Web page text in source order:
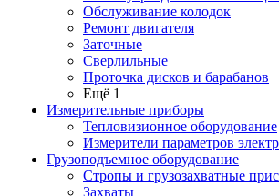
Обслуживание колодок
Ремонт двигателя
Заточные
Сверлильные
Проточка дисков и барабанов
Ещё 1
Измерительные приборы
Тепловизионное оборудование
Измерители параметров
Грузоподъемное оборудование
Стропы и грузозахватные
Захваты